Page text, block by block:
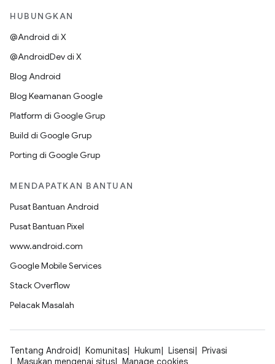
HUBUNGKAN
@Android di X
@AndroidDev di X
Blog Android
Blog Keamanan Google
Platform di Google Grup
Build di Google Grup
Porting di Google Grup
MENDAPATKAN BANTUAN
Pusat Bantuan Android
Pusat Bantuan Pixel
www.android.com
Google Mobile Services
Stack Overflow
Pelacak Masalah
Tentang Android Komunitas Hukum Lisensi
Privasi
Masukan mengenai situs
Manage cookies